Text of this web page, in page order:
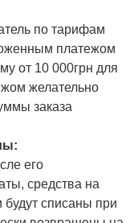
по тарифам
платежом
от 10 000грн для
желательно
заказа
его
средства на
списаны при